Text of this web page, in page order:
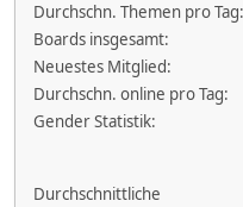
Durchschn. Themen pro Tag:
Boards insgesamt:
Neuestes Mitglied:
Durchschn. online pro Tag:
Gender Statistik:
Durchschnittliche